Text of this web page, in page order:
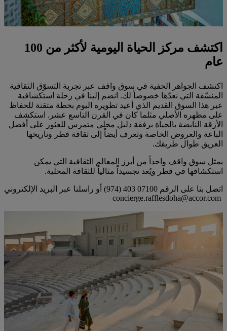
اكتشف مركز الحياة اليومية لأكثر من 100
عام
اكتشف الجواهر الخفية في سوق واقف عبر تجربة التسوّق الثقافية
المنسّقة التي نعدّها خصوصاً لك. انضم إلينا في رحلة استكشافية
عبر هذا السوق القديم الذي أعيد تطويره اليوم بخطة متقنة للحفاظ
على مظهره الأصلي مثلما كان في القرن التاسع عشر. استكشف
الأزقة النابضة بالحياة برفقة دليل محلي متمرس للعثور على أفضل
الباعة والعروض الخاصة وتعرف أيضاً إلى ثقافة قطر وتاريخها
العريق طوال طريقك.
يمثل سوق واقف واحداً من أبرز المعالم الثقافية التي يمكن
استكشافها في قطر ويُعد تجسيداً مثالياً للثقافة المحلية.
اتصل بنا على الرقم ‎(974) 403 07100‏ أو راسلنا عبر البريد الإلكتروني